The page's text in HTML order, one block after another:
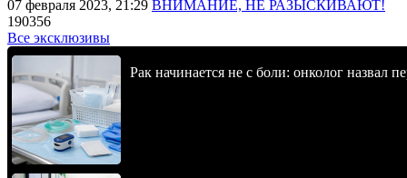
07 февраля 2023, 21:29 ВНИМАНИЕ, НЕ РАЗЫСКИВАЮТ!
190356
Все эксклюзивы
Рак начинается не с боли: онколог назвал